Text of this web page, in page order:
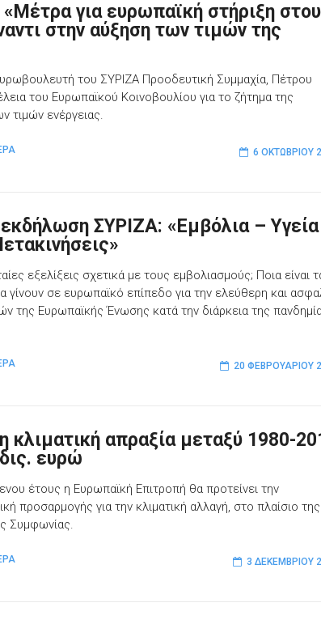
για ευρωπαϊκή στήριξη
στην αύξηση των τιμών της
του ΣΥΡΙΖΑ Προοδευτική Συμμαχία, Πέτρου
του Ευρωπαϊκού Κοινοβουλίου για το ζήτημα της
τιμών ενέργειας.
6 ΟΚΤΩΒΡΊΟΥ
ΣΥΡΙΖΑ: «Εμβόλια –
εξελίξεις σχετικά με τους εμβολιασμούς; Ποια είναι
γίνουν σε ευρωπαϊκό επίπεδο για την ελεύθερη και
της Ευρωπαϊκής Ένωσης κατά την διάρκεια της
20 ΦΕΒΡΟΥΑΡΊΟΥ
κλιματική απραξία μεταξύ 1980-
ευρώ
έτους η Ευρωπαϊκή Επιτροπή θα προτείνει την
προσαρμογής για την κλιματική αλλαγή, στο πλαίσιο της
Συμφωνίας.
3 ΔΕΚΕΜΒΡΊΟΥ